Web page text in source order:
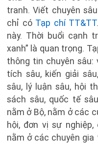
tranh. Viết chuyên
chỉ có Tạp chí TT&TT
này. Thời buổi cạnh
xanh” là quan trọng.
thông tin chuyên sâu:
tích sâu, kiến giải
sâu, lý luận sâu, hội
sách sâu, quốc tế
nằm ở Bộ, nằm ở các
hội, đơn vị sự nghiệp,
nằm ở các chuyên gia